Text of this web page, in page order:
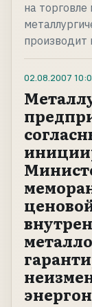
на
производит
02.08.2007